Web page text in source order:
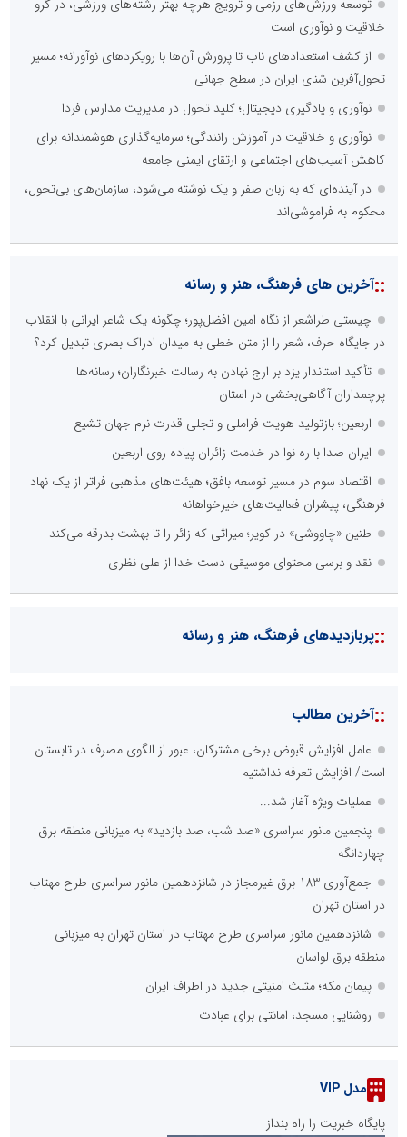
توسعه ورزش‌های رزمی و ترویج هرچه بهتر رشته‌های ورزشی، در گرو
خلاقیت و نوآوری است
از کشف استعدادهای ناب تا پرورش آن‌ها با رویکردهای نوآورانه؛ مسیر
تحول‌آفرین شنای ایران در سطح جهانی
نوآوری و یادگیری دیجیتال؛ کلید تحول در مدیریت مدارس فردا
نوآوری و خلاقیت در آموزش رانندگی؛ سرمایه‌گذاری هوشمندانه برای
کاهش آسیب‌های اجتماعی و ارتقای ایمنی جامعه
در آینده‌ای که به زبان صفر و یک نوشته می‌شود، سازمان‌های بی‌تحول،
محکوم به فراموشی‌اند
::آخرین های فرهنگ، هنر و رسانه
چیستی طراشعر از نگاه امین افضل‌پور؛ چگونه یک شاعر ایرانی با انقلاب
در جایگاه حرف، شعر را از متن خطی به میدان ادراک بصری تبدیل کرد؟
تأکید استاندار یزد بر ارج نهادن به رسالت خبرنگاران؛ رسانه‌ها
پرچمداران آگاهی‌بخشی در استان
اربعین؛ بازتولید هویت فراملی و تجلی قدرت نرم جهان تشیع
ایران صدا با ره نوا در خدمت زائران پیاده روی اربعین
اقتصاد سوم در مسیر توسعه بافق؛ هیئت‌های مذهبی فراتر از یک نهاد
فرهنگی، پیشران فعالیت‌های خیرخواهانه
طنین «چاووشی» در کویر؛ میراثی که زائر را تا بهشت بدرقه می‌کند
نقد و برسی محتوای موسیقی دست خدا از علی نظری
::پربازدیدهای فرهنگ، هنر و رسانه
::آخرین مطالب
عامل افزایش قبوض برخی مشترکان، عبور از الگوی مصرف در تابستان
است/ افزایش تعرفه نداشتیم
عملیات ویژه آغاز شد...
پنجمین مانور سراسری «صد شب، صد بازدید» به میزبانی منطقه برق
چهاردانگه
جمع‌آوری 183 برق غیرمجاز در شانزدهمین مانور سراسری طرح مهتاب
در استان تهران
شانزدهمین مانور سراسری طرح مهتاب در استان تهران به میزبانی
منطقه برق لواسان
پیمان مکه؛ مثلث امنیتی جدید در اطراف ایران
روشنایی مسجد، امانتی برای عبادت
مدل VIP
پایگاه خبریت را راه بنداز